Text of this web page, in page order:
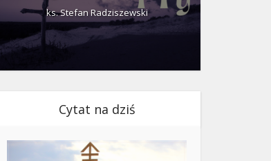
ks. Stefan Radziszewski
Cytat na dziś